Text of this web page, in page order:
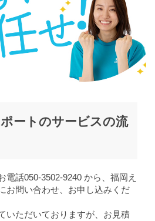
ートのサービスの流
電話050-3502-9240 から、福岡え
お問い合わせ、お申し込みくだ
いただいておりますが、お見積